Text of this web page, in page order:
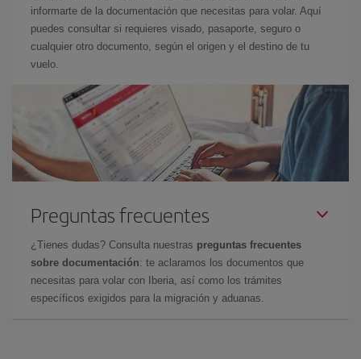
informarte de la documentación que necesitas para volar. Aquí
puedes consultar si requieres visado, pasaporte, seguro o
cualquier otro documento, según el origen y el destino de tu
vuelo.
Preguntas frecuentes
¿Tienes dudas? Consulta nuestras preguntas frecuentes
sobre documentación: te aclaramos los documentos que
necesitas para volar con Iberia, así como los trámites
específicos exigidos para la migración y aduanas.